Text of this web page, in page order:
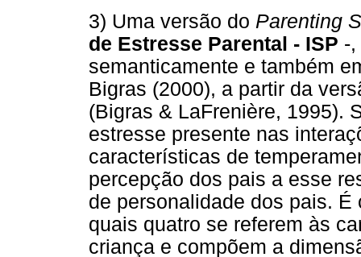
3) Uma versão do Parenting
de Estresse Parental - ISP -
semanticamente e também
Bigras (2000), a partir da
(Bigras & LaFrenière, 1995).
estresse presente nas
características de
percepção dos pais a esse
de personalidade dos pais.
quais quatro se referem às
criança e compõem a